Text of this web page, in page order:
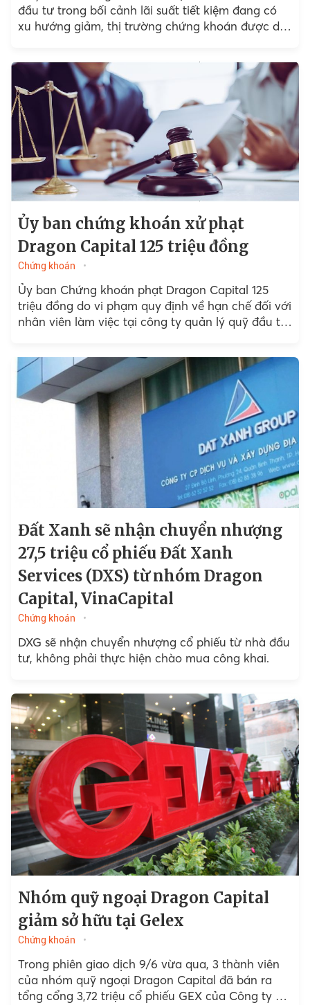
đầu tư trong bối cảnh lãi suất tiết kiệm đang có
xu hướng giảm, thị trường chứng khoán được dự
Ủy ban chứng khoán xử phạt
Dragon Capital 125 triệu đồng
Chứng khoán
Ủy ban Chứng khoán phạt Dragon Capital 125
triệu đồng do vi phạm quy định về hạn chế đối với
nhân viên làm việc tại công ty quản lý quỹ đầu tư
Đất Xanh sẽ nhận chuyển nhượng
27,5 triệu cổ phiếu Đất Xanh
Services (DXS) từ nhóm Dragon
Capital, VinaCapital
Chứng khoán
DXG sẽ nhận chuyển nhượng cổ phiếu từ nhà đầu
tư, không phải thực hiện chào mua công khai.
Nhóm quỹ ngoại Dragon Capital
giảm sở hữu tại Gelex
Chứng khoán
Trong phiên giao dịch 9/6 vừa qua, 3 thành viên
của nhóm quỹ ngoại Dragon Capital đã bán ra
tổng cổng 3,72 triệu cổ phiếu GEX của Công ty Cổ